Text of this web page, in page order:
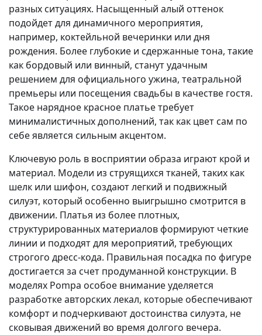
разных ситуациях. Насыщенный алый оттенок
подойдет для динамичного мероприятия,
например, коктейльной вечеринки или дня
рождения. Более глубокие и сдержанные тона, такие
как бордовый или винный, станут удачным
решением для официального ужина, театральной
премьеры или посещения свадьбы в качестве гостя.
Такое нарядное красное платье требует
минималистичных дополнений, так как цвет сам по
себе является сильным акцентом.
Ключевую роль в восприятии образа играют крой и
материал. Модели из струящихся тканей, таких как
шелк или шифон, создают легкий и подвижный
силуэт, который особенно выигрышно смотрится в
движении. Платья из более плотных,
структурированных материалов формируют четкие
линии и подходят для мероприятий, требующих
строгого дресс-кода. Правильная посадка по фигуре
достигается за счет продуманной конструкции. В
моделях Pompa особое внимание уделяется
разработке авторских лекал, которые обеспечивают
комфорт и подчеркивают достоинства силуэта, не
сковывая движений во время долгого вечера.